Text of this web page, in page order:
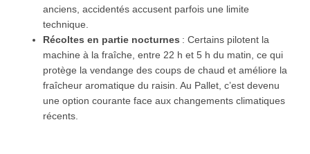
anciens, accidentés accusent parfois une limite
technique.
Récoltes en partie nocturnes : Certains pilotent la
machine à la fraîche, entre 22 h et 5 h du matin, ce qui
protège la vendange des coups de chaud et améliore la
fraîcheur aromatique du raisin. Au Pallet, c’est devenu
une option courante face aux changements climatiques
récents.